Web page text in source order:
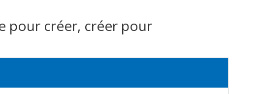
pour créer, créer pour